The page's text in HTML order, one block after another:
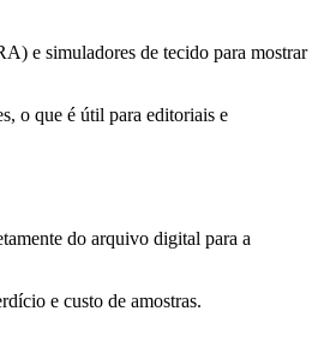
e simuladores de tecido para mostrar
o que é útil para editoriais e
do arquivo digital para a
e custo de amostras.